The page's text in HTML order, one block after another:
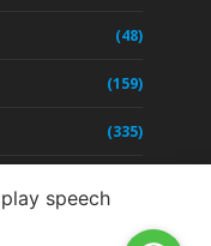
(48)
(159)
(335)
speech